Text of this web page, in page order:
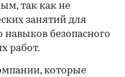
так как не
занятий для
безопасного
работ.
которые